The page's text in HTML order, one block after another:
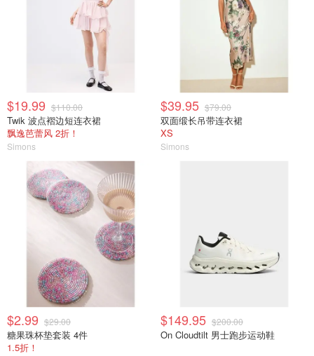
$19.99 $110.00
Twik 波点褶边短连衣裙
飘逸芭蕾风 2折！
Simons
$39.95 $79.00
双面缎长吊带连衣裙
XS
Simons
$2.99 $29.00
糖果珠杯垫套装 4件
1.5折！
$149.95 $200.00
On Cloudtilt 男士跑步运动鞋